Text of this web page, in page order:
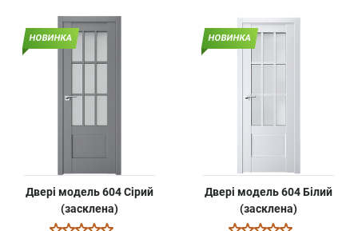
НОВИНКА
Двері модель 604 Сірий
(засклена)
НОВИНКА
Двері модель 604 Білий
(засклена)